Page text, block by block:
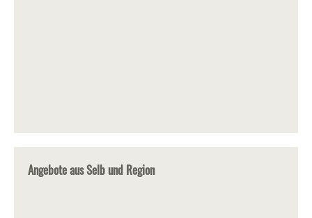
Angebote aus Selb und Region